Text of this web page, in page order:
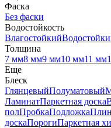
Фаска
Без фаски
Водостойкость
Влагостойкий
Толщина
7 мм8 мм9 мм10 мм11 мм
Еще
Блеск
ГлянцевыйПолуматовый
ЛаминатПаркетная доска
полПробкаПодложка
доскаПорогиПаркетная